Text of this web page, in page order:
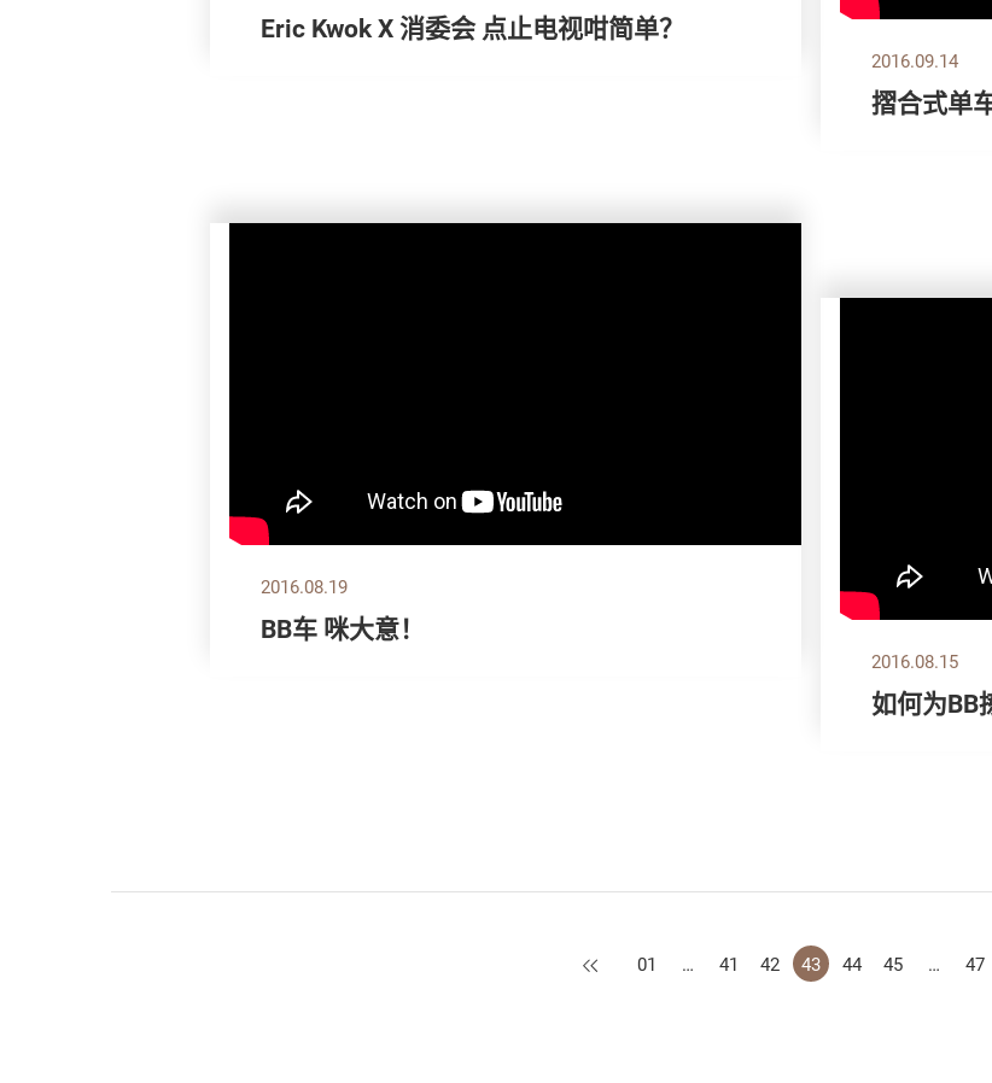
Eric Kwok X 消委会 点止电视咁简单？
2016.09.14
摺合式单
2016.08.19
BB车 咪大意！
2016.08.15
如何为BB
上一页
01 … 41 42 43 44 45 … 47